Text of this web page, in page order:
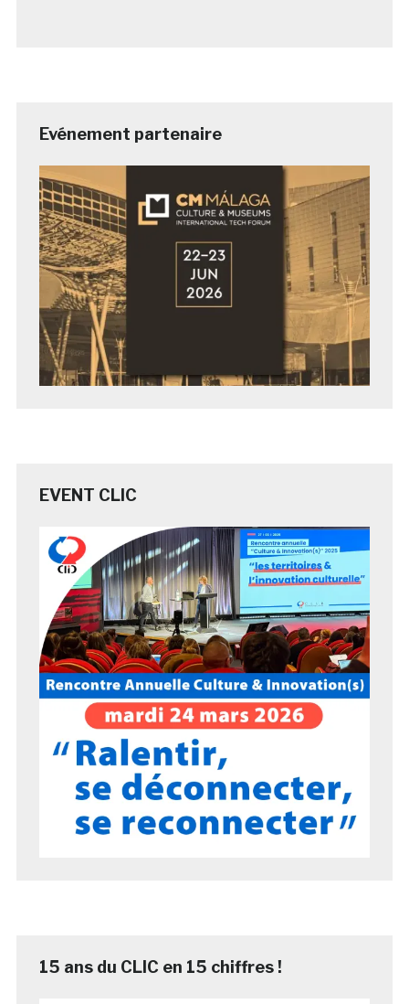
Evénement partenaire
EVENT CLIC
15 ans du CLIC en 15 chiffres !